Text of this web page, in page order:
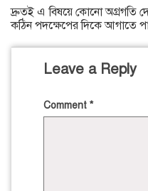
দ্রুতই এ বিষয়ে কোনো অগ্রগতি
কঠিন পদক্ষেপের দিকে আগাতে
Leave a Reply
Comment *